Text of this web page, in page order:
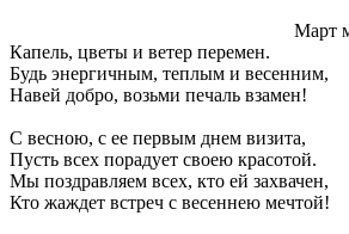
Март
Капель, цветы и ветер перемен.
Будь энергичным, теплым и весенним,
Навей добро, возьми печаль взамен!
С весною, с ее первым днем визита,
Пусть всех порадует своею красотой.
Мы поздравляем всех, кто ей захвачен,
Кто жаждет встреч с весеннею мечтой!